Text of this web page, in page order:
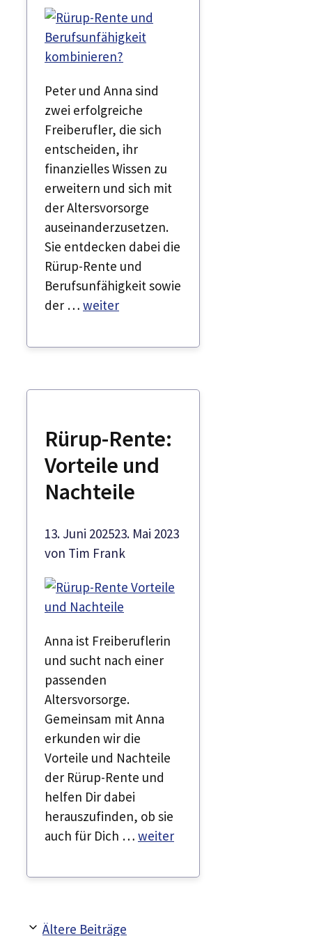
Peter und Anna sind
zwei erfolgreiche
Freiberufler, die sich
entscheiden, ihr
finanzielles Wissen zu
erweitern und sich mit
der Altersvorsorge
auseinanderzusetzen.
Sie entdecken dabei die
Rürup-Rente und
Berufsunfähigkeit sowie
der … weiter
Rürup-Rente:
Vorteile und
Nachteile
13. Juni 202523. Mai 2023
von Tim Frank
Anna ist Freiberuflerin
und sucht nach einer
passenden
Altersvorsorge.
Gemeinsam mit Anna
erkunden wir die
Vorteile und Nachteile
der Rürup-Rente und
helfen Dir dabei
herauszufinden, ob sie
auch für Dich … weiter
Ältere Beiträge